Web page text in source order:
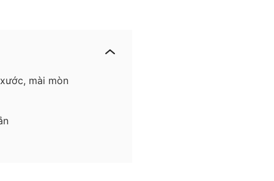
mài mòn